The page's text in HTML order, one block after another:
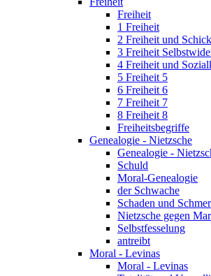
Freiheit
1 Freiheit
2 Freiheit und
3 Freiheit
4 Freiheit und
5 Freiheit 5
6 Freiheit 6
7 Freiheit 7
8 Freiheit 8
Freiheitsbegriffe
Genealogie - Nietzsche
Genealogie -
Schuld
Moral-Genealogie
der Schwache
Schaden und
Nietzsche gegen
Selbstfesselung
antreibt
Moral - Levinas
Moral - Levinas